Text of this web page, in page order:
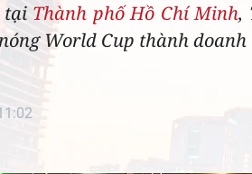
tại Thành phố Hồ Chí Minh,
World Cup thành